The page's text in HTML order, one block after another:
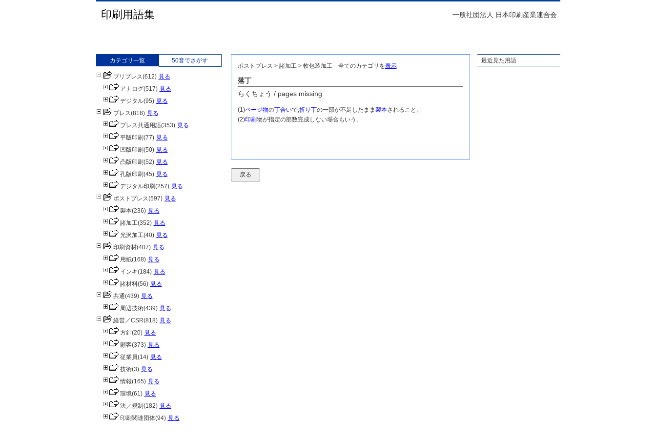
印刷用語集 一般社団法人 日本印刷産業連合会
カテゴリ一覧 50音でさがす
プリプレス(612) 見る
アナログ(517) 見る
デジタル(95) 見る
プレス(818) 見る
プレス共通用語(353) 見る
平版印刷(77) 見る
凹版印刷(50) 見る
凸版印刷(52) 見る
孔版印刷(45) 見る
デジタル印刷(257) 見る
ポストプレス(597) 見る
製本(236) 見る
諸加工(352) 見る
光沢加工(40) 見る
印刷資材(407) 見る
用紙(168) 見る
インキ(184) 見る
諸材料(56) 見る
共通(439) 見る
周辺技術(439) 見る
経営／CSR(818) 見る
方針(20) 見る
顧客(373) 見る
従業員(14) 見る
技術(3) 見る
情報(165) 見る
環境(61) 見る
法／規制 (182) 見る
印刷関連団体(94) 見る
ポストプレス > 諸加工 > 軟包装加工全てのカテゴリを表示
落丁
らくちょう / pages missing
(1)ページ物の丁合いで,折り丁の一部が不足したまま 製本されること。
(2)印刷物が指定の部数完成しない場合もいう。
最近見た用語